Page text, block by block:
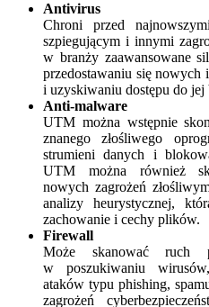
Antivirus
Chroni przed
szpiegującym i innymi
w branży zaawansowane
przedostawaniu się nowych
i uzyskiwaniu dostępu do jej
Anti-malware
UTM można wstępnie
znanego złośliwego
strumieni danych i
UTM można również
nowych zagrożeń
analizy heurystycznej,
zachowanie i cechy plików.
Firewall
Może skanować ruch
w poszukiwaniu
ataków typu phishing,
zagrożeń